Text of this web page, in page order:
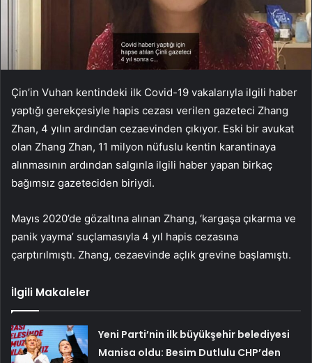
Çin’in Vuhan kentindeki ilk Covid-19 vakalarıyla ilgili haber
yaptığı gerekçesiyle hapis cezası verilen gazeteci Zhang
Zhan, 4 yılın ardından cezaevinden çıkıyor. Eski bir avukat
olan Zhang Zhan, 11 milyon nüfuslu kentin karantinaya
alınmasının ardından salgınla ilgili haber yapan birkaç
bağımsız gazeteciden biriydi.
Mayıs 2020’de gözaltına alınan Zhang, ‘kargaşa çıkarma ve
panik yayma’ suçlamasıyla 4 yıl hapis cezasına
çarptırılmıştı. Zhang, cezaevinde açlık grevine başlamıştı.
İlgili Makaleler
Yeni Parti’nin ilk büyükşehir belediyesi
Manisa oldu: Besim Dutlulu CHP’den